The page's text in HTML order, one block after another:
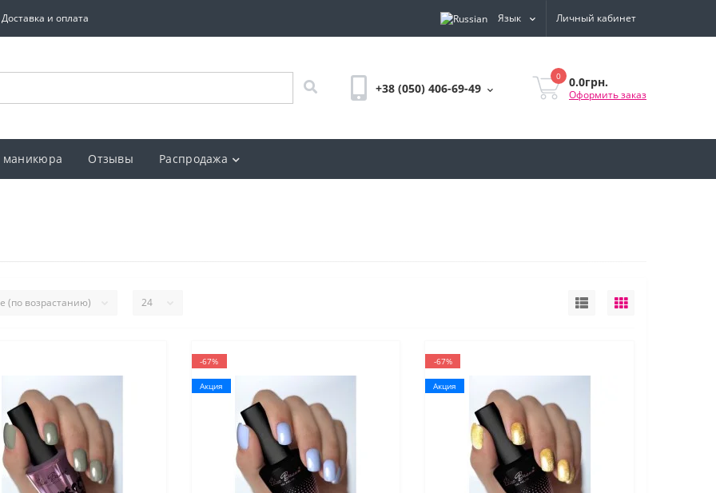
Доставка и оплата Язык Личный кабинет
+38 (050) 406-69-49
0 0.0грн.
Оформить заказ
маникюра Отзывы Распродажа
-67%
Акция
-67%
Акция